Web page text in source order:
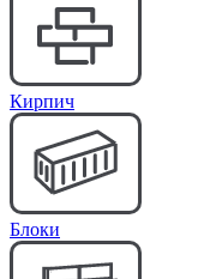
Кирпич
Блоки